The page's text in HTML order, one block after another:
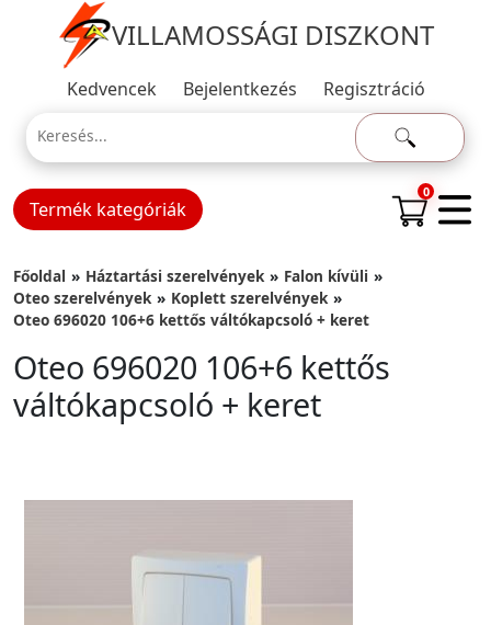
VILLAMOSSÁGI DISZKONT
Kedvencek Bejelentkezés Regisztráció
Termék kategóriák
0
Főoldal Háztartási szerelvények
Falon kívüli
Oteo szerelvények
Koplett szerelvények
Oteo 696020 106+6 kettős váltókapcsoló + keret
Oteo 696020 106+6 kettős
váltókapcsoló + keret